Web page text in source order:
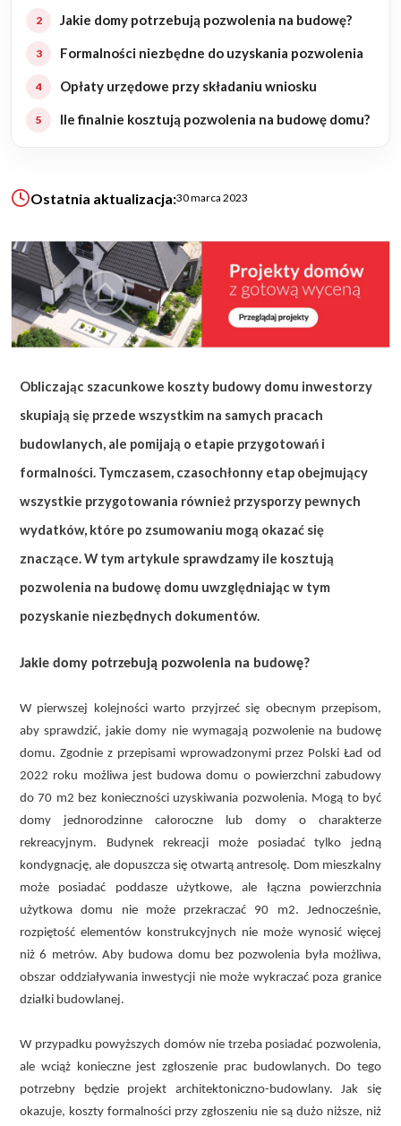
Referencje
Filmy
BLOG
O NAS
KONAKT
Jakie domy potrzebują pozwolenia na budowę?
Formalności niezbędne do uzyskania pozwolenia
Opłaty urzędowe przy składaniu wniosku
Ile finalnie kosztują pozwolenia na budowę domu?
Ostatnia aktualizacja:30 marca 2023
Obliczając szacunkowe koszty budowy domu inwestorzy
skupiają się przede wszystkim na samych pracach
budowlanych, ale pomijają o etapie przygotowań i
formalności. Tymczasem, czasochłonny etap obejmujący
wszystkie przygotowania również przysporzy pewnych
wydatków, które po zsumowaniu mogą okazać się
znaczące. W tym artykule sprawdzamy ile kosztują
pozwolenia na budowę domu uwzględniając w tym
pozyskanie niezbędnych dokumentów.
Jakie domy potrzebują pozwolenia na budowę?
W pierwszej kolejności warto przyjrzeć się obecnym przepisom,
aby sprawdzić, jakie domy nie wymagają pozwolenie na budowę
domu. Zgodnie z przepisami wprowadzonymi przez Polski Ład od
2022 roku możliwa jest budowa domu o powierzchni zabudowy
do 70 m2 bez konieczności uzyskiwania pozwolenia. Mogą to być
domy jednorodzinne całoroczne lub domy o charakterze
rekreacyjnym. Budynek rekreacji może posiadać tylko jedną
kondygnację, ale dopuszcza się otwartą antresolę. Dom mieszkalny
może posiadać poddasze użytkowe, ale łączna powierzchnia
użytkowa domu nie może przekraczać 90 m2. Jednocześnie,
rozpiętość elementów konstrukcyjnych nie może wynosić więcej
niż 6 metrów. Aby budowa domu bez pozwolenia była możliwa,
obszar oddziaływania inwestycji nie może wykraczać poza granice
działki budowlanej.
W przypadku powyższych domów nie trzeba posiadać pozwolenia,
ale wciąż konieczne jest zgłoszenie prac budowlanych. Do tego
potrzebny będzie projekt architektoniczno-budowlany. Jak się
okazuje, koszty formalności przy zgłoszeniu nie są dużo niższe, niż